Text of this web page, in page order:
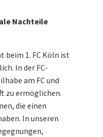
Nachteile
beim 1. FC Köln ist
In der FC-
am FC und
zu ermöglichen.
die einen
In unseren